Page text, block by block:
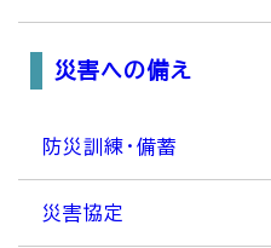
災害への備え
防災訓練・備蓄
災害協定